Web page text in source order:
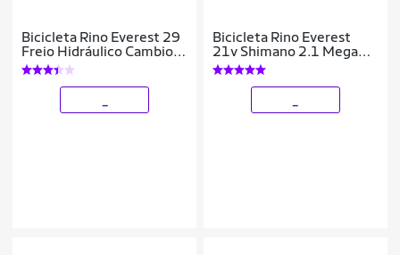
Bicicleta Rino Everest 29
Freio Hidráulico Cambios
Shimano 24V Com Trava
Bicicleta Rino Everest
21v Shimano 2.1 Mega
Ranger Hidraulico